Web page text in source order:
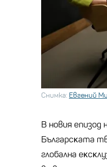
Снимка: Евгений
В новия епизод
Бългapcĸaтa
глoбaлнa